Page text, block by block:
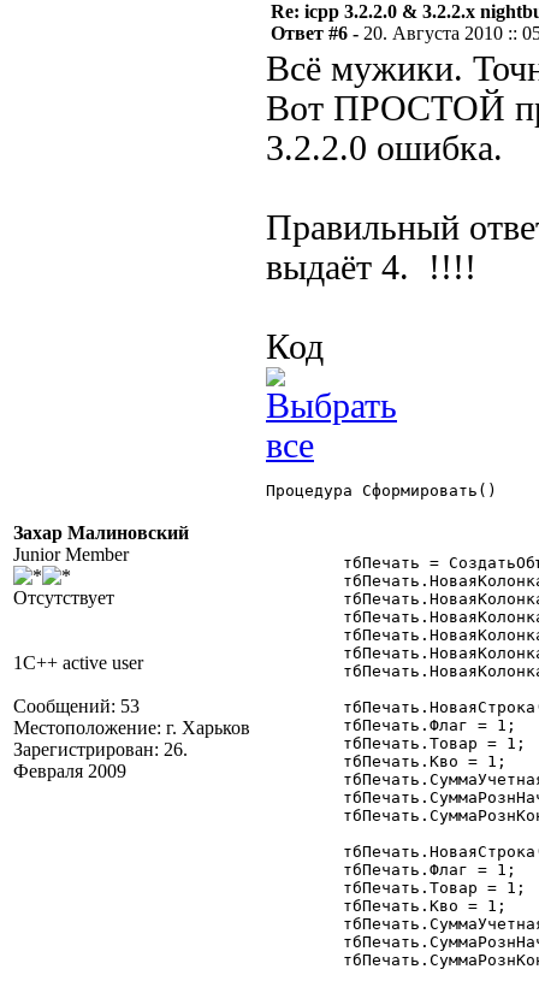
Захар Малиновский
Junior Member
Отсутствует
1C++ active user
Сообщений: 53
Местоположение: г. Харьков
Зарегистрирован: 26.
Февраля 2009
Re: icpp 3.2.2.0 & 3.2.2.x
Ответ #6 - 20. Августа 2010 ::
Всё мужики.
Вот ПРОСТОЙ
3.2.2.0 ошибка.
Правильный
выдаёт 4. !!!!
Код
Процедура Сформировать()